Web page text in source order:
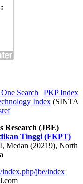
Search | PKP Index
Index (SINTA
Research (JBE)
Tinggi (FKPT)
Medan (20219), North
index.php/jbe/index